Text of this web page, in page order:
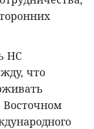
НС
что